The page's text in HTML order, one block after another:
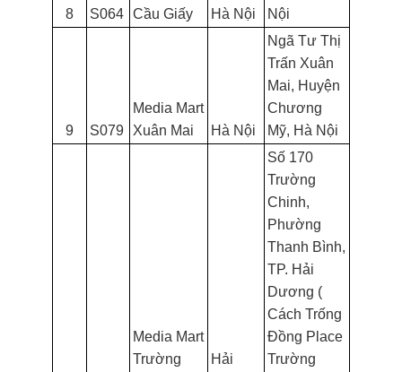
8 S064 Cầu Giấy Hà Nội Nội
9 S079
Media Mart
Xuân Mai
Hà Nội
Ngã Tư Thị
Trấn Xuân
Mai, Huyện
Chương
Mỹ, Hà Nội
Media Mart
Trường
Hải
Số 170
Trường
Chinh,
Phường
Thanh Bình,
TP. Hải
Dương (
Cách Trống
Đồng Place
Trường